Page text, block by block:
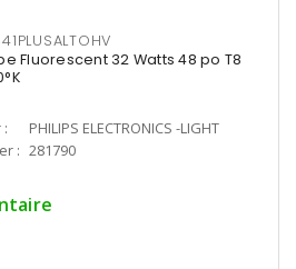
Fluorescent 32 Watts 48 po T8
PHILIPS ELECTRONICS -LIGHT
: 281790